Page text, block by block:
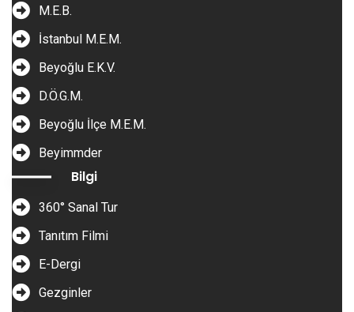
M.E.B.
İstanbul M.E.M.
Beyoğlu E.K.V.
D.Ö.G.M.
Beyoğlu İlçe M.E.M.
Beyimmder
Bilgi
360° Sanal Tur
Tanıtım Filmi
E-Dergi
Gezginler